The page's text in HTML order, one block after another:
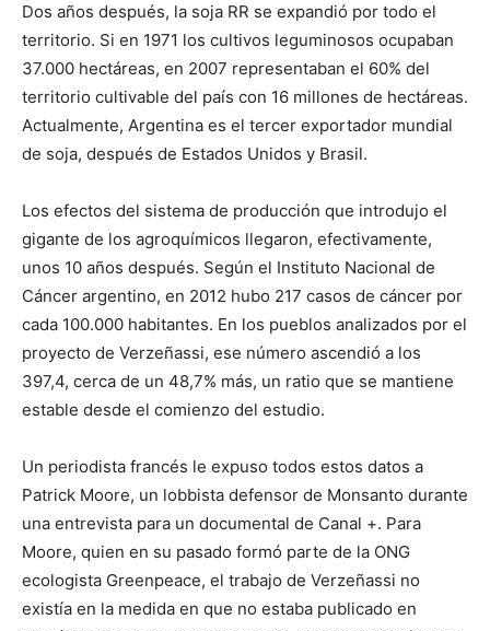
Dos años después, la soja RR se expandió por todo el
territorio. Si en 1971 los cultivos leguminosos ocupaban
37.000 hectáreas, en 2007 representaban el 60% del
territorio cultivable del país con 16 millones de hectáreas.
Actualmente, Argentina es el tercer exportador mundial
de soja, después de Estados Unidos y Brasil.
Los efectos del sistema de producción que introdujo el
gigante de los agroquímicos llegaron, efectivamente,
unos 10 años después. Según el Instituto Nacional de
Cáncer argentino, en 2012 hubo 217 casos de cáncer por
cada 100.000 habitantes. En los pueblos analizados por el
proyecto de Verzeñassi, ese número ascendió a los
397,4, cerca de un 48,7% más, un ratio que se mantiene
estable desde el comienzo del estudio.
Un periodista francés le expuso todos estos datos a
Patrick Moore, un lobbista defensor de Monsanto durante
una entrevista para un documental de Canal +. Para
Moore, quien en su pasado formó parte de la ONG
ecologista Greenpeace, el trabajo de Verzeñassi no
existía en la medida en que no estaba publicado en